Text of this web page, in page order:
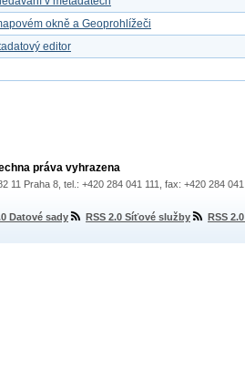
okně a Geoprohlížeči
editor
práva vyhrazena
11 Praha 8, tel.: +420 284 041 111, fax: +420 284
Datové sady RSS 2.0 Síťové služby RSS